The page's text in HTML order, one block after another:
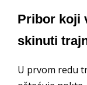
Pribor koji
skinuti
U prvom redu